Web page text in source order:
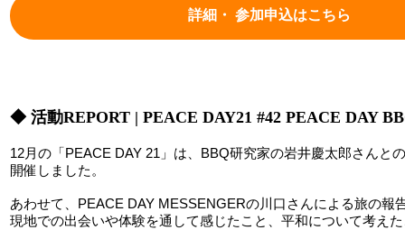
詳細・ 参加申込はこちら
◆ 活動REPORT | PEACE DAY21 #42 PEACE DAY
12月の「PEACE DAY 21」は、BBQ研究家の岩井慶太郎さんと
開催しました。
あわせて、PEACE DAY MESSENGERの川口さんによる旅の
現地での出会いや体験を通して感じたこと、平和について考え